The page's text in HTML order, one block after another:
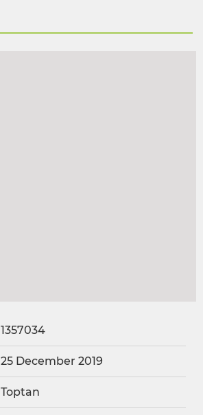
1357034
25 December 2019
Toptan